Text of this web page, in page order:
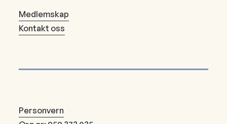
Medlemskap
Kontakt oss
Personvern